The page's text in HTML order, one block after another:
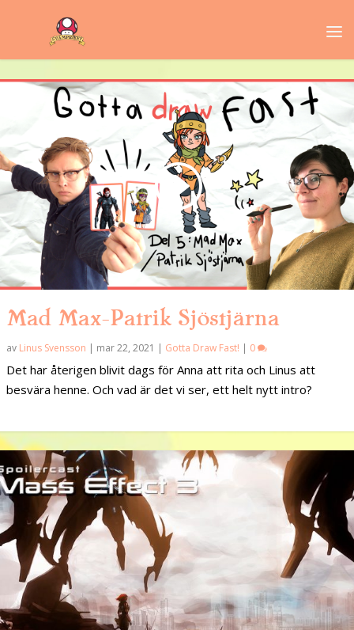
Mad Max-Patrik Sjöstjärna
av Linus Svensson | mar 22, 2021 | Gotta Draw Fast! | 0
Det har återigen blivit dags för Anna att rita och Linus att
besvära henne. Och vad är det vi ser, ett helt nytt intro?